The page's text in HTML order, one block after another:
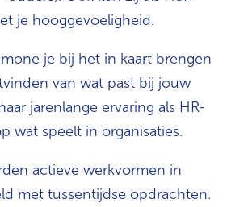
je hooggevoeligheid.
je bij het in kaart brengen
van wat past bij jouw
jarenlange ervaring als HR-
wat speelt in organisaties.
actieve werkvormen in
met tussentijdse opdrachten.